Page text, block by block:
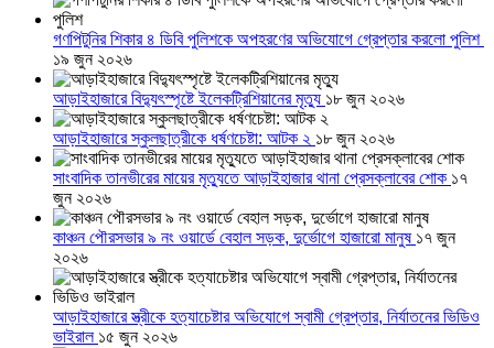
গণপিটুনির শিকার ৪ ডিবি পুলিশকে অপহরণের অভিযোগে গ্রেপ্তার করলো পুলিশ
১৯ জুন ২০২৬
আড়াইহাজারে বিদ্যুৎস্পৃষ্টে ইলেকট্রিশিয়ানের মৃত্যু ১৮ জুন ২০২৬
আড়াইহাজারে স্কুলছাত্রীকে ধর্ষণচেষ্টা: আটক ২ ১৮ জুন ২০২৬
সাংবাদিক তানভীরের মায়ের মৃত্যুতে আড়াইহাজার থানা প্রেসক্লাবের শোক ১৭
জুন ২০২৬
কাঞ্চন পৌরসভার ৯ নং ওয়ার্ডে বেহাল সড়ক, দুর্ভোগে হাজারো মানুষ ১৭ জুন
২০২৬
আড়াইহাজারে স্ত্রীকে হত্যাচেষ্টার অভিযোগে স্বামী গ্রেপ্তার, নির্যাতনের ভিডিও
ভাইরাল ১৫ জুন ২০২৬